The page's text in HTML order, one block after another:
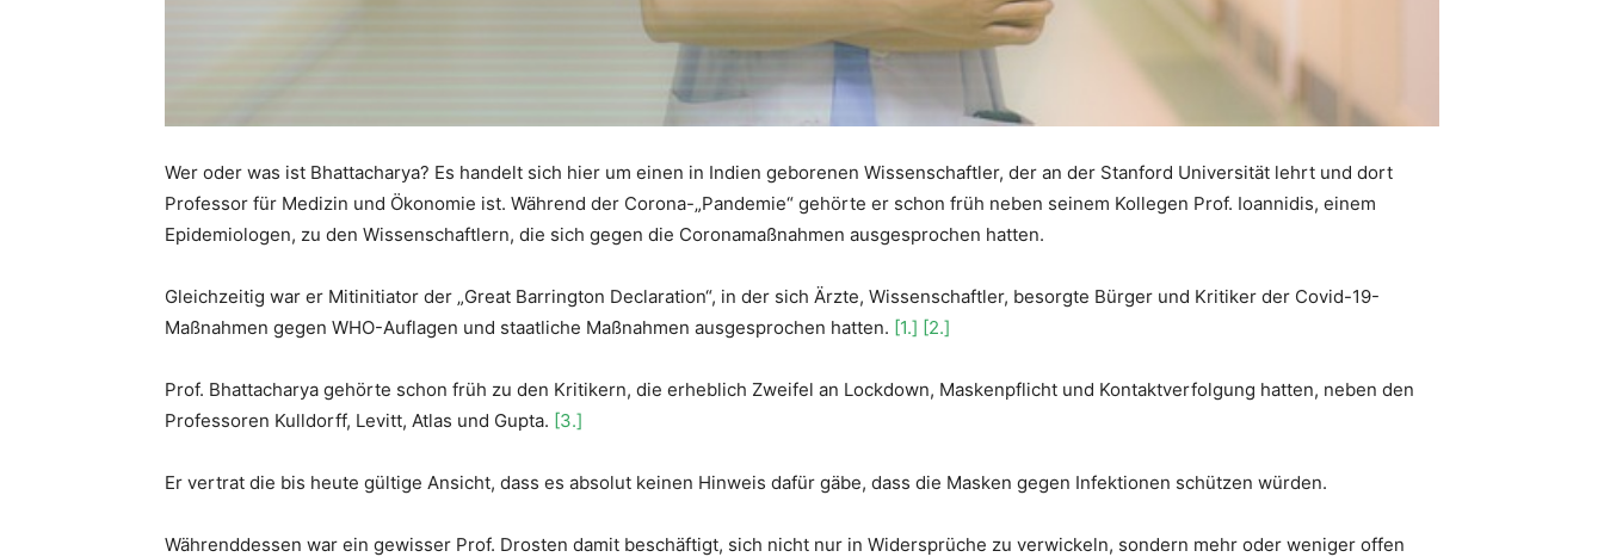
Wer oder was ist Bhattacharya? Es handelt sich hier um einen in Indien geborenen Wissenschaftler, der an der Stanford Universität lehrt und dort
Professor für Medizin und Ökonomie ist. Während der Corona-„Pandemie“ gehörte er schon früh neben seinem Kollegen Prof. Ioannidis, einem
Epidemiologen, zu den Wissenschaftlern, die sich gegen die Coronamaßnahmen ausgesprochen hatten.
Gleichzeitig war er Mitinitiator der „Great Barrington Declaration“, in der sich Ärzte, Wissenschaftler, besorgte Bürger und Kritiker der Covid-19-
Maßnahmen gegen WHO-Auflagen und staatliche Maßnahmen ausgesprochen hatten. [1.] [2.]
Prof. Bhattacharya gehörte schon früh zu den Kritikern, die erheblich Zweifel an Lockdown, Maskenpflicht und Kontaktverfolgung hatten, neben den
Professoren Kulldorff, Levitt, Atlas und Gupta. [3.]
Er vertrat die bis heute gültige Ansicht, dass es absolut keinen Hinweis dafür gäbe, dass die Masken gegen Infektionen schützen würden.
Währenddessen war ein gewisser Prof. Drosten damit beschäftigt, sich nicht nur in Widersprüche zu verwickeln, sondern mehr oder weniger offen